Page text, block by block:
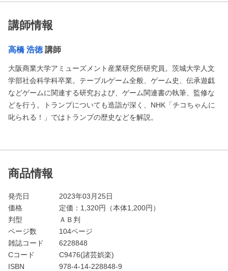
講師情報
高橋 浩徳講師
大阪商業大学アミューズメント産業研究所研究員。茨城大学人文
学部社会科学科卒業。テーブルゲーム全般、ゲーム史、伝承遊戯
などゲームに関連する研究および、ゲーム関連書の執筆、監修な
どを行う。トランプについても造詣が深く、NHK「チコちゃんに
叱られる！」ではトランプの歴史などを解説。
商品情報
発売日
2023年03月25日
価格
定価： 1,320円（本体1,200円）
判型
ＡＢ判
ページ数
104ページ
雑誌コード
6228848
Cコード
C9476(諸芸娯楽)
ISBN
978-4-14-228848-9